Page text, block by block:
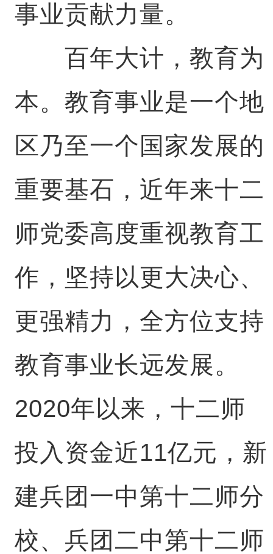
事业贡献力量。
百年大计，教育为
本。教育事业是一个地
区乃至一个国家发展的
重要基石，近年来十二
师党委高度重视教育工
作，坚持以更大决心、
更强精力，全方位支持
教育事业长远发展。
2020年以来，十二师
投入资金近11亿元，新
建兵团一中第十二师分
校、兵团二中第十二师